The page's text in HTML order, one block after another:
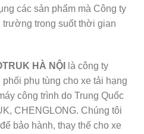
các sản phẩm mà Công ty
trường trong suốt thời gian
HÀ NỘI
là công ty
phụ tùng cho xe tải hạng
công trình do Trung Quốc
CHENGLONG. Chúng tôi
bảo hành, thay thế cho xe